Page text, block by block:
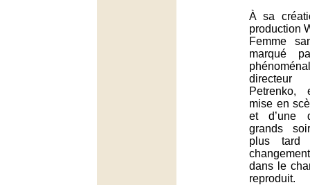
À sa
production
Femme
marqué
directeur
Petrenko,
mise en
et d’une
grands
plus tard
dans le
reproduit.